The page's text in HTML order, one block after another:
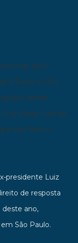
pelo
S.Paulo e UOL;
sendo
Inácio Lula da
não teve o
presidente Luiz
de resposta
deste ano,
São Paulo.